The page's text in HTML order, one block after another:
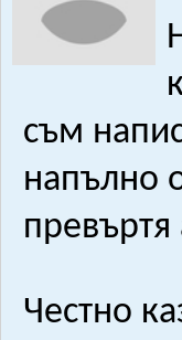
съм
напълно
Честно